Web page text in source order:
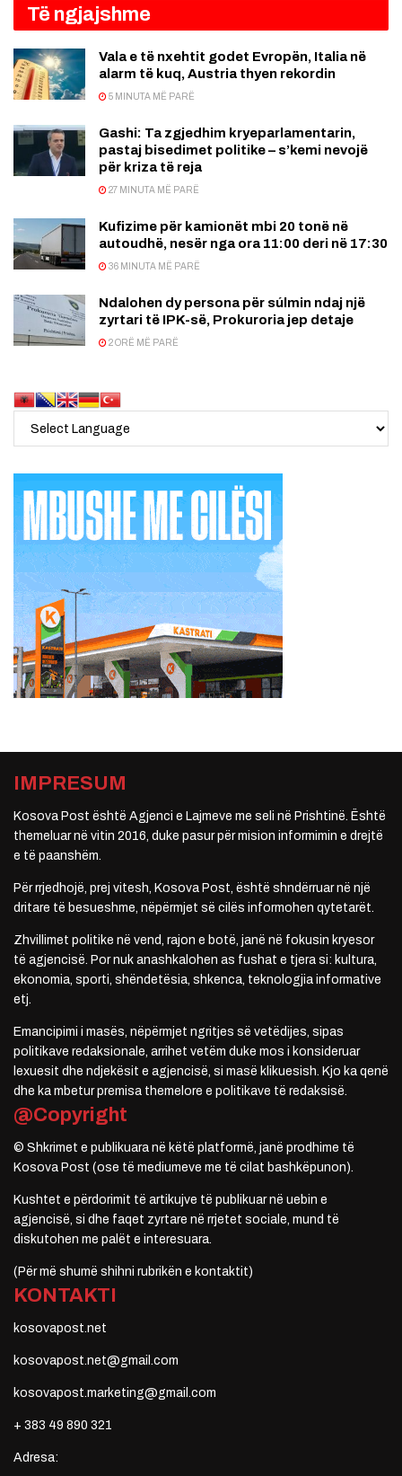
Të ngjajshme
Vala e të nxehtit godet Evropën, Italia në
alarm të kuq, Austria thyen rekordin
5 MINUTA MË PARË
Gashi: Ta zgjedhim kryeparlamentarin,
pastaj bisedimet politike – s’kemi nevojë
për kriza të reja
27 MINUTA MË PARË
Kufizime për kamionët mbi 20 tonë në
autoudhë, nesër nga ora 11:00 deri në 17:30
36 MINUTA MË PARË
Ndalohen dy persona për súlmin ndaj një
zyrtari të IPK-së, Prokuroria jep detaje
2 ORË MË PARË
IMPRESUM
Kosova Post është Agjenci e Lajmeve me seli në Prishtinë. Është
themeluar në vitin 2016, duke pasur për mision informimin e drejtë
e të paanshëm.
Për rrjedhojë, prej vitesh, Kosova Post, është shndërruar në një
dritare të besueshme, nëpërmjet së cilës informohen qytetarët.
Zhvillimet politike në vend, rajon e botë, janë në fokusin kryesor
të agjencisë. Por nuk anashkalohen as fushat e tjera si: kultura,
ekonomia, sporti, shëndetësia, shkenca, teknologjia informative
etj.
Emancipimi i masës, nëpërmjet ngritjes së vetëdijes, sipas
politikave redaksionale, arrihet vetëm duke mos i konsideruar
lexuesit dhe ndjekësit e agjencisë, si masë klikuesish. Kjo ka qenë
dhe ka mbetur premisa themelore e politikave të redaksisë.
@Copyright
© Shkrimet e publikuara në këtë platformë, janë prodhime të
Kosova Post (ose të mediumeve me të cilat bashkëpunon).
Kushtet e përdorimit të artikujve të publikuar në uebin e
agjencisë, si dhe faqet zyrtare në rrjetet sociale, mund të
diskutohen me palët e interesuara.
(Për më shumë shihni rubrikën e kontaktit)
KONTAKTI
kosovapost.net
kosovapost.net@gmail.com
kosovapost.marketing@gmail.com
+ 383 49 890 321
Adresa: